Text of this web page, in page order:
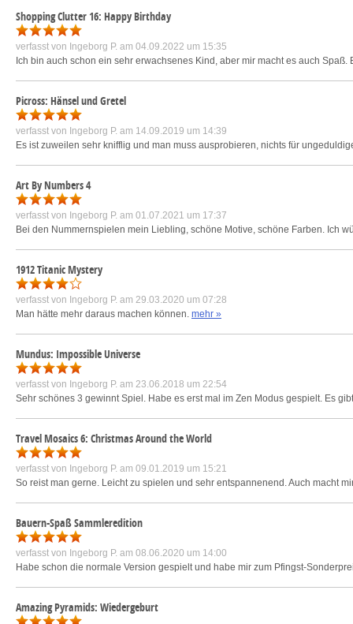
Shopping Clutter 16: Happy Birthday
verfasst von Ingeborg P. am 04.09.2022 um 15:35
Ich bin auch schon ein sehr erwachsenes Kind, aber mir macht es auch
Picross: Hänsel und Gretel
verfasst von Ingeborg P. am 14.09.2019 um 14:39
Es ist zuweilen sehr knifflig und man muss ausprobieren, nichts für
Art By Numbers 4
verfasst von Ingeborg P. am 01.07.2021 um 17:37
Bei den Nummernspielen mein Liebling, schöne Motive, schöne Farben. Ich
1912 Titanic Mystery
verfasst von Ingeborg P. am 29.03.2020 um 07:28
Man hätte mehr daraus machen können. mehr »
Mundus: Impossible Universe
verfasst von Ingeborg P. am 23.06.2018 um 22:54
Sehr schönes 3 gewinnt Spiel. Habe es erst mal im Zen Modus gespielt. Es
Travel Mosaics 6: Christmas Around the World
verfasst von Ingeborg P. am 09.01.2019 um 15:21
So reist man gerne. Leicht zu spielen und sehr entspannenend. Auch macht
Bauern-Spaß Sammleredition
verfasst von Ingeborg P. am 08.06.2020 um 14:00
Habe schon die normale Version gespielt und habe mir zum Pfingst-
Amazing Pyramids: Wiedergeburt